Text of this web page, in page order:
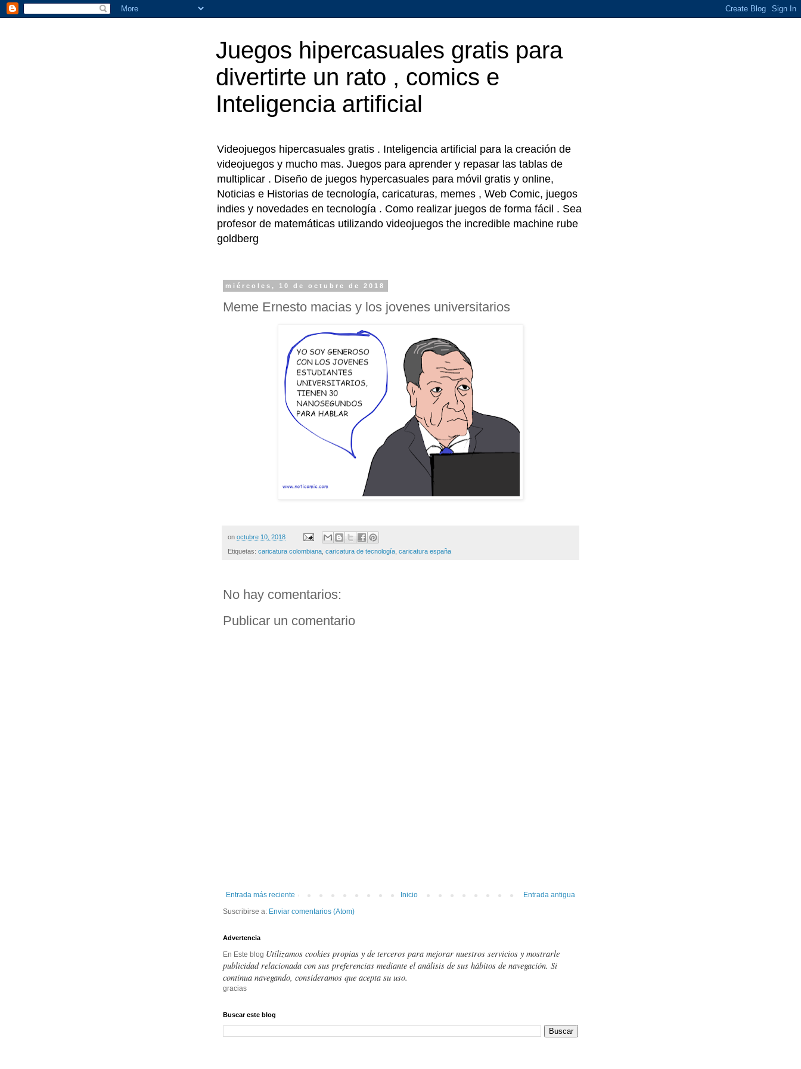
Juegos hipercasuales gratis para
divertirte un rato , comics e
Inteligencia artificial
Videojuegos hipercasuales gratis . Inteligencia artificial para la creación de
videojuegos y mucho mas. Juegos para aprender y repasar las tablas de
multiplicar . Diseño de juegos hypercasuales para móvil gratis y online,
Noticias e Historias de tecnología, caricaturas, memes , Web Comic, juegos
indies y novedades en tecnología . Como realizar juegos de forma fácil . Sea
profesor de matemáticas utilizando videojuegos the incredible machine rube
goldberg
miércoles, 10 de octubre de 2018
Meme Ernesto macias y los jovenes universitarios
on octubre 10, 2018
Etiquetas: caricatura colombiana caricatura de tecnología caricatura españa
No hay comentarios:
Publicar un comentario
Entrada más reciente Entrada antigua
Inicio
Suscribirse a: Enviar comentarios (Atom)
Advertencia
En Este blog Utilizamos cookies propias y de terceros para mejorar nuestros servicios y mostrarle
publicidad relacionada con sus preferencias mediante el análisis de sus hábitos de navegación. Si
continua navegando, consideramos que acepta su uso.
gracias
Buscar este blog